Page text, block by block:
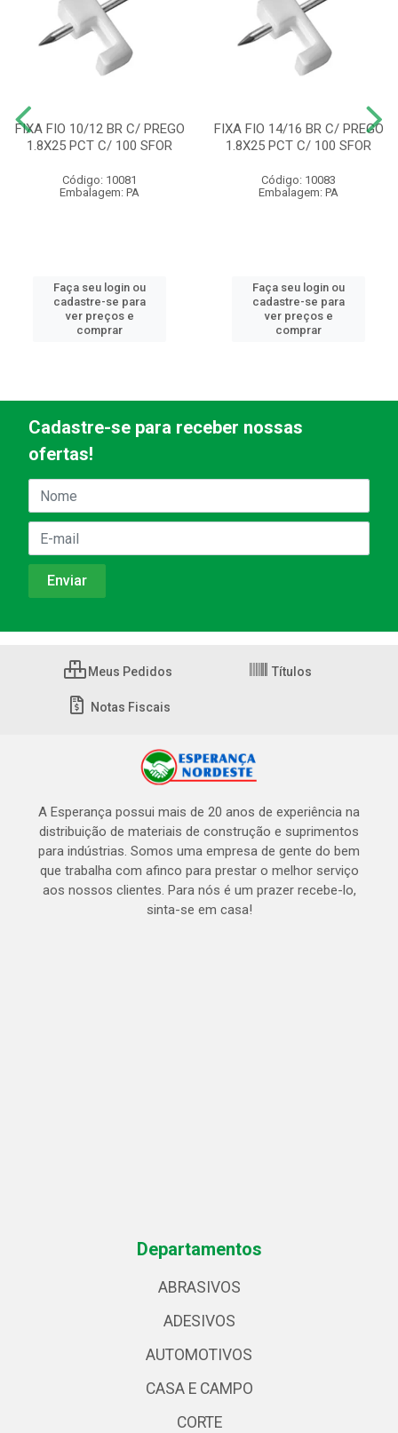
FIXA FIO 10/12 BR C/ PREGO
1.8X25 PCT C/ 100 SFOR
Código: 10081
Embalagem: PA
Faça seu login ou
cadastre-se para
ver preços e
comprar
FIXA FIO 14/16 BR C/ PREGO
1.8X25 PCT C/ 100 SFOR
Código: 10083
Embalagem: PA
Faça seu login ou
cadastre-se para
ver preços e
comprar
Cadastre-se para receber nossas
ofertas!
Meus Pedidos Títulos
Notas Fiscais
A Esperança possui mais de 20 anos de experiência na
distribuição de materiais de construção e suprimentos
para indústrias. Somos uma empresa de gente do bem
que trabalha com afinco para prestar o melhor serviço
aos nossos clientes. Para nós é um prazer recebe-lo,
sinta-se em casa!
Departamentos
ABRASIVOS
ADESIVOS
AUTOMOTIVOS
CASA E CAMPO
CORTE